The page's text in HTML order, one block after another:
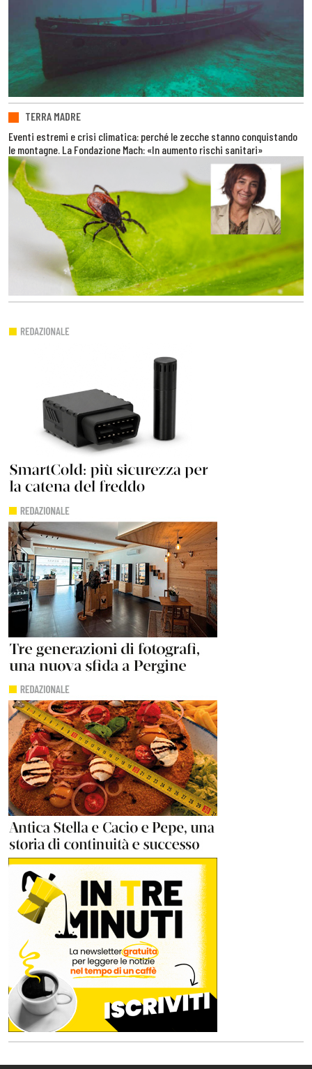
TERRA MADRE
Eventi estremi e crisi climatica: perché le zecche stanno conquistando
le montagne. La Fondazione Mach: «In aumento rischi sanitari»